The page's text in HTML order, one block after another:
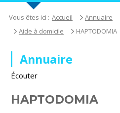
Vous êtes ici : Accueil Annuaire
Aide à domicile
HAPTODOMIA
Annuaire
Écouter
HAPTODOMIA